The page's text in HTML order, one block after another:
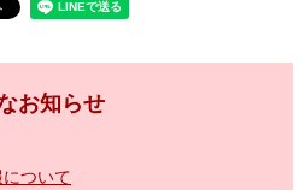
お知らせ
ついて